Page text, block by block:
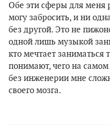
Обе эти сферы для меня
могу забросить, и ни
без другой. Это не
одной лишь музыкой
кто мечтает заниматься
понимают, чего на самом
без инженерии мне
своего мозга.